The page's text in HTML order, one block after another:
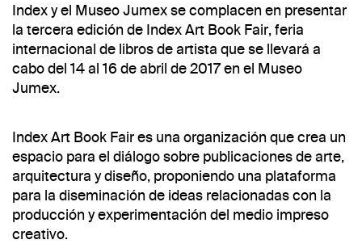
Index y el Museo Jumex se complacen en presentar
la tercera edición de Index Art Book Fair, feria
internacional de libros de artista que se llevará a
cabo del 14 al 16 de abril de 2017 en el Museo
Jumex.
Index Art Book Fair es una organización que crea un
espacio para el diálogo sobre publicaciones de arte,
arquitectura y diseño, proponiendo una plataforma
para la diseminación de ideas relacionadas con la
producción y experimentación del medio impreso
creativo.